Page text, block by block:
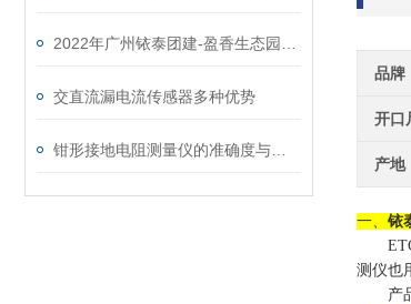
交直流漏电流传感器多种优势
品牌
开口
产地
一、 铱
测仪也
产